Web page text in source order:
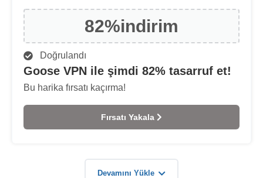
82%i̇ndirim
Doğrulandı
Goose VPN ile şimdi 82% tasarruf et!
Bu harika fırsatı kaçırma!
Fırsatı Yakala
Devamını Yükle